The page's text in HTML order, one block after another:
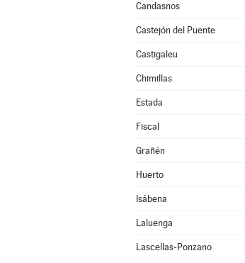
Candasnos
Castejón del Puente
Castigaleu
Chimillas
Estada
Fiscal
Grañén
Huerto
Isábena
Laluenga
Lascellas-Ponzano